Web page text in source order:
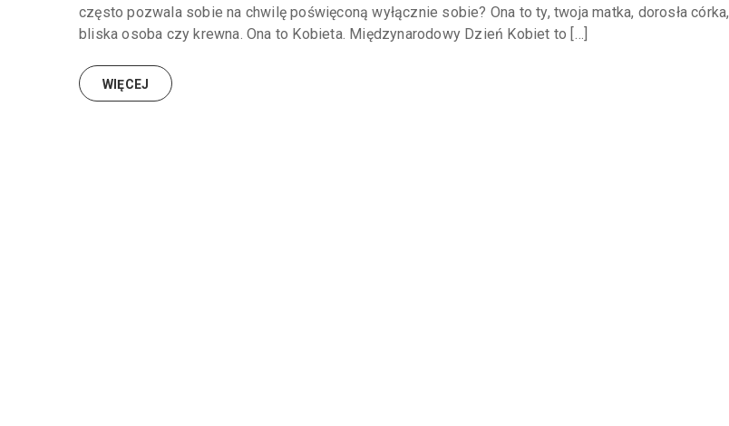
często pozwala sobie na chwilę poświęconą wyłącznie sobie? Ona to ty, twoja matka, dorosła córka,
bliska osoba czy krewna. Ona to Kobieta. Międzynarodowy Dzień Kobiet to […]
WIĘCEJ